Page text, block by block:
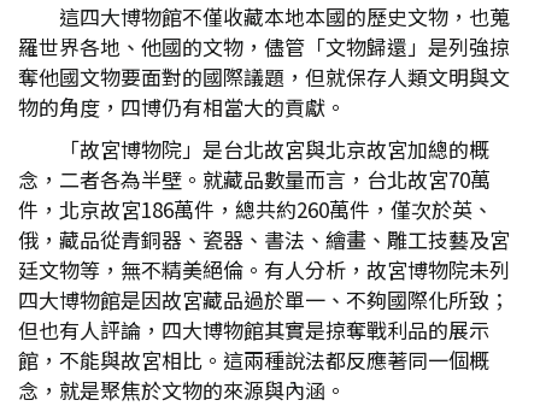
這四大博物館不僅收藏本地本國的歷史文物，也蒐
羅世界各地、他國的文物，儘管「文物歸還」是列強掠
奪他國文物要面對的國際議題，但就保存人類文明與文
物的角度，四博仍有相當大的貢獻。
「故宮博物院」是台北故宮與北京故宮加總的概
念，二者各為半壁。就藏品數量而言，台北故宮70萬
件，北京故宮186萬件，總共約260萬件，僅次於英、
俄，藏品從青銅器、瓷器、書法、繪畫、雕工技藝及宮
廷文物等，無不精美絕倫。有人分析，故宮博物院未列
四大博物館是因故宮藏品過於單一、不夠國際化所致；
但也有人評論，四大博物館其實是掠奪戰利品的展示
館，不能與故宮相比。這兩種說法都反應著同一個概
念，就是聚焦於文物的來源與內涵。